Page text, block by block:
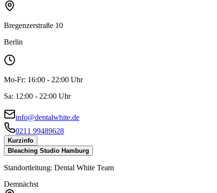
Bregenzerstraße 10
Berlin
Mo-Fr: 16:00 - 22:00 Uhr
Sa: 12:00 - 22:00 Uhr
info@dentalwhite.de
0211 99489628
Kurzinfo
Bleaching Studio Hamburg
Standortleitung: Dental White Team
Demnächst